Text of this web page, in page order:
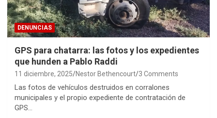
DENUNCIAS
GPS para chatarra: las fotos y los expedientes
que hunden a Pablo Raddi
11 diciembre, 2025 Nestor Bethencourt 3 Comments
Las fotos de vehículos destruidos en corralones
municipales y el propio expediente de contratación de
GPS…